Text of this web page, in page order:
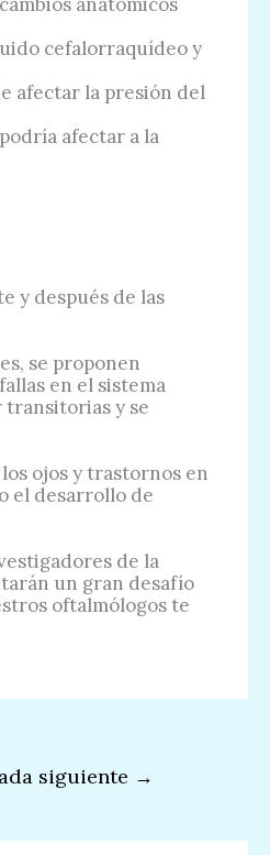
cefalorraquídeo y
afectar la presión del
afectar a la
y después de las
se proponen
en el sistema
transitorias y se
ojos y trastornos en
el desarrollo de
de la
un gran desafío
oftalmólogos te
siguiente →